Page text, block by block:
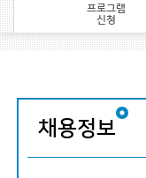
프로그램
신청
채용정보